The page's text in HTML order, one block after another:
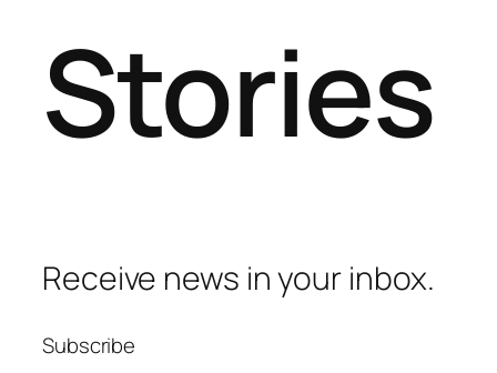
Stories
Receive news in your inbox.
Subscribe